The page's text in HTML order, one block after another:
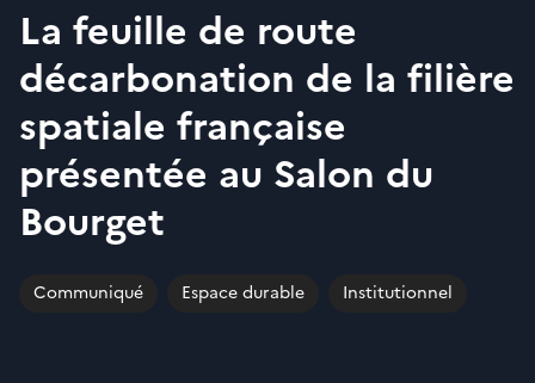
La feuille de route
décarbonation de la filière
spatiale française
présentée au Salon du
Bourget
Communiqué Espace durable Institutionnel